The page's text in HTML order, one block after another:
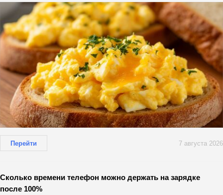
Перейти 7 августа 2026
Сколько времени телефон можно держать на зарядке
после 100%